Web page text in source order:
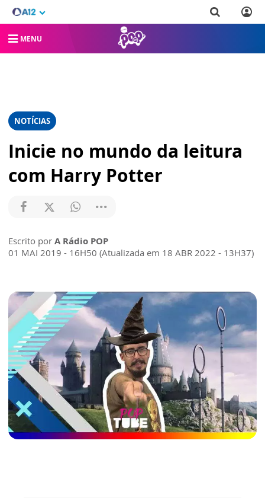
MENU
NOTÍCIAS
Inicie no mundo da leitura
com Harry Potter
Escrito por A Rádio POP
01 MAI 2019 - 16H50 (Atualizada em 18 ABR 2022 - 13H37)